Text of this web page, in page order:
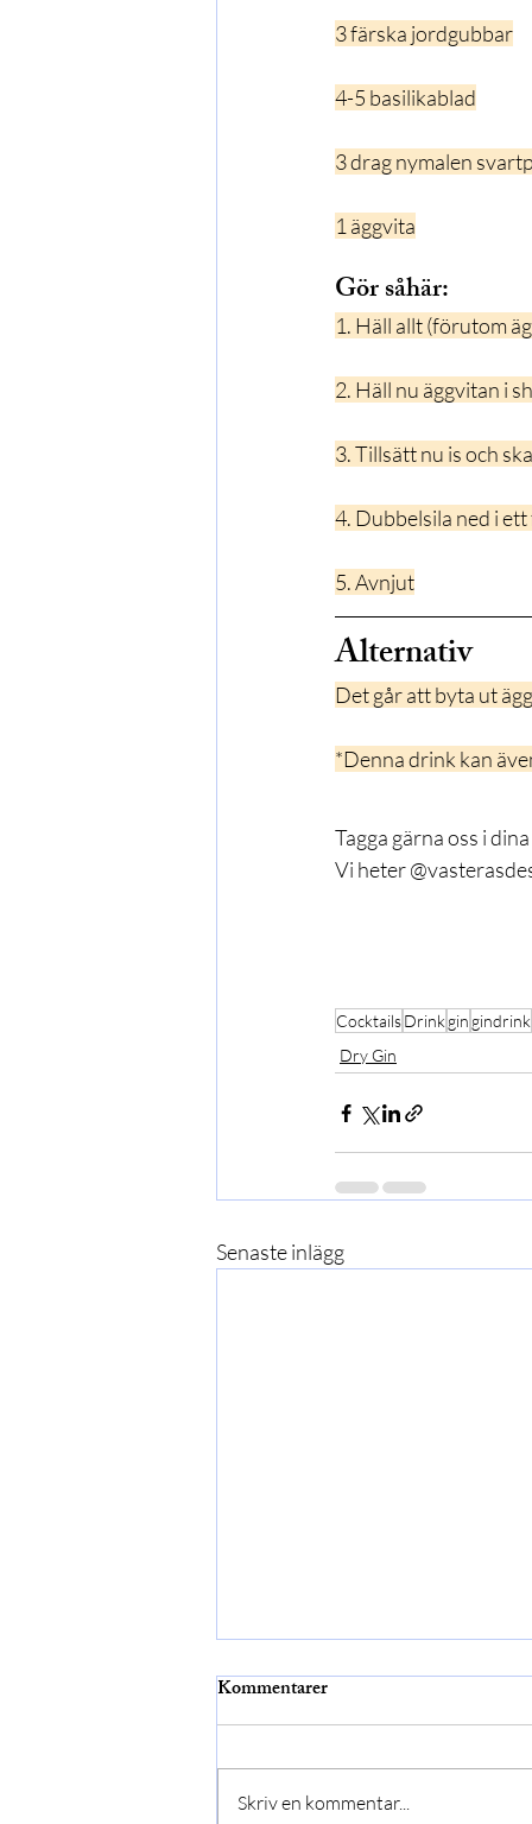
3 färska jordgubbar
4-5 basilikablad
3 drag nymalen
1 äggvita
Gör såhär:
1. Häll allt (förutom
2. Häll nu äggvitan i
3. Tillsätt nu is och
4. Dubbelsila ned i
5. Avnjut
Alternativ
Det går att byta ut
*Denna drink kan
Tagga gärna oss i
Vi heter
CocktailsDrink gin gindrink
Dry Gin
Senaste inlägg
Bee 75
Kommentarer
Skriv en kommentar...